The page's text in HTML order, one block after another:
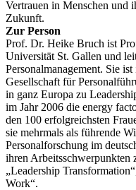
Vertrauen in Menschen und
Zukunft.
Zur Person
Prof. Dr. Heike Bruch ist
Universität St. Gallen und
Personalmanagement. Sie
Gesellschaft für
in ganz Europa zu
im Jahr 2006 die energy
den 100 erfolgreichsten
sie mehrmals als führende
Personalforschung im
ihren Arbeitsschwerpunkten
„Leadership
Work“.